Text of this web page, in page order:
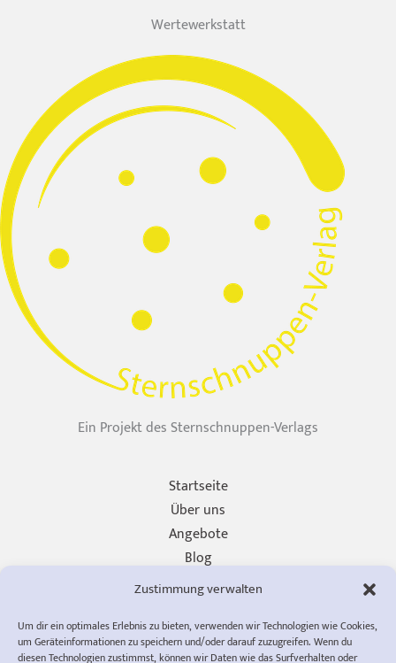
Zustimmung verwalten
Um dir ein optimales Erlebnis zu bieten, verwenden wir Technologien wie Cookies,
um Geräteinformationen zu speichern und/oder darauf zuzugreifen. Wenn du
diesen Technologien zustimmst, können wir Daten wie das Surfverhalten oder
Wertewerkstatt
Ein Projekt des Sternschnuppen-Verlags
Startseite
Über uns
Angebote
Blog
Unterstützen
Impressum
Datenschutzerklärung